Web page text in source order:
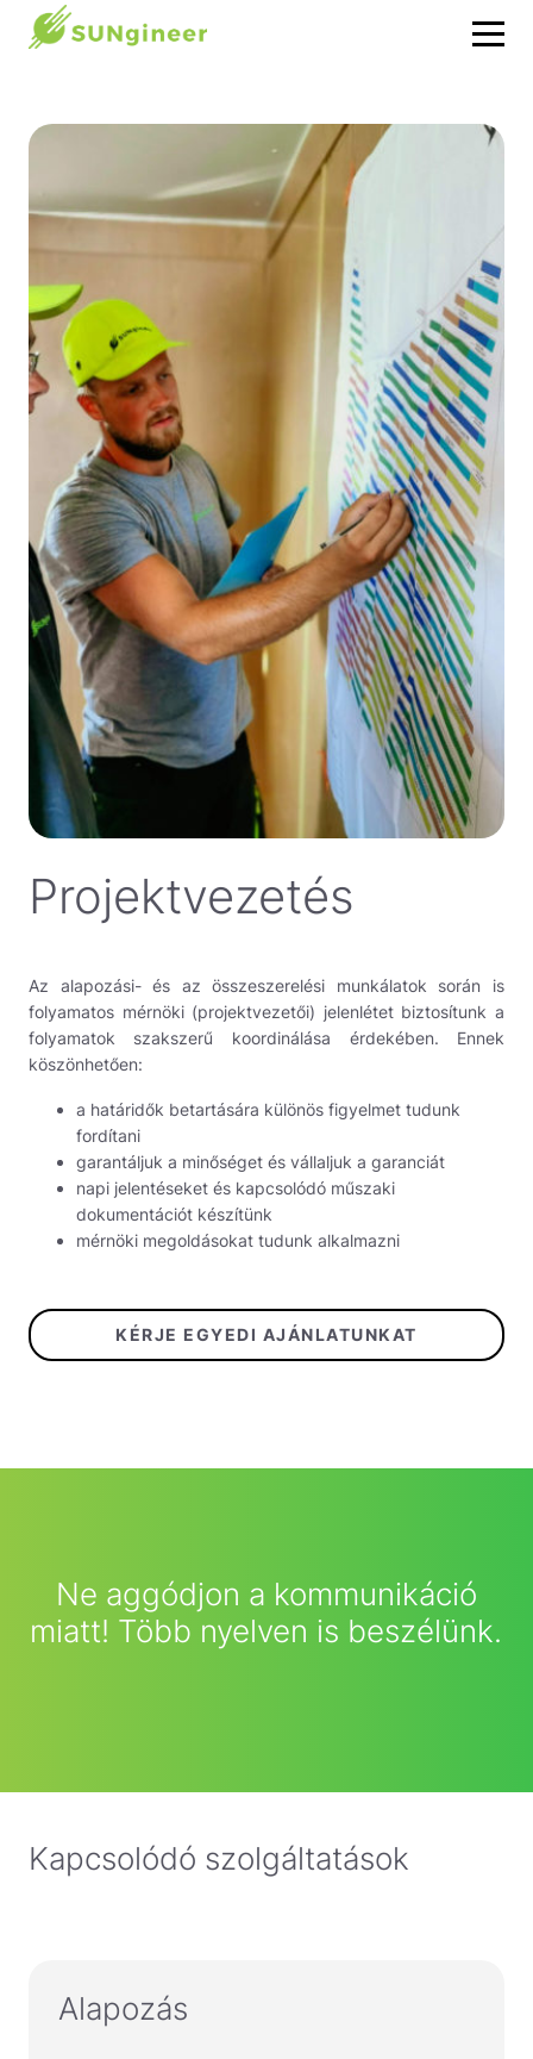
Projektvezetés
Az alapozási- és az összeszerelési munkálatok során is
folyamatos mérnöki (projektvezetői) jelenlétet biztosítunk a
folyamatok szakszerű koordinálása érdekében. Ennek
köszönhetően:
a határidők betartására különös figyelmet tudunk
fordítani
garantáljuk a minőséget és vállaljuk a garanciát
napi jelentéseket és kapcsolódó műszaki
dokumentációt készítünk
mérnöki megoldásokat tudunk alkalmazni
KÉRJE EGYEDI AJÁNLATUNKAT
Ne aggódjon a kommunikáció
miatt! Több nyelven is beszélünk.
Kapcsolódó szolgáltatások
Alapozás